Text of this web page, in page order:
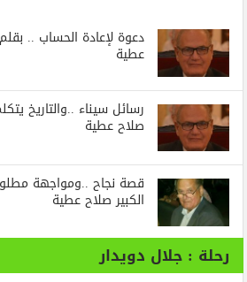
دعوة لإعادة الحساب ..
عطية
رسائل‭
صلاح عطية
قصة نجاح ..ومواجهة
الكبير صلاح عطية
رحلة : جلال دويدار